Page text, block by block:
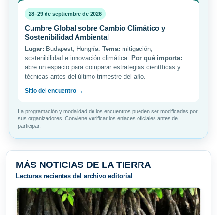
28–29 de septiembre de 2026
Cumbre Global sobre Cambio Climático y
Sostenibilidad Ambiental
Lugar: Budapest, Hungría. Tema: mitigación,
sostenibilidad e innovación climática. Por qué importa:
abre un espacio para comparar estrategias científicas y
técnicas antes del último trimestre del año.
Sitio del encuentro →
La programación y modalidad de los encuentros pueden ser modificadas por
sus organizadores. Conviene verificar los enlaces oficiales antes de
participar.
MÁS NOTICIAS DE LA TIERRA
Lecturas recientes del archivo editorial